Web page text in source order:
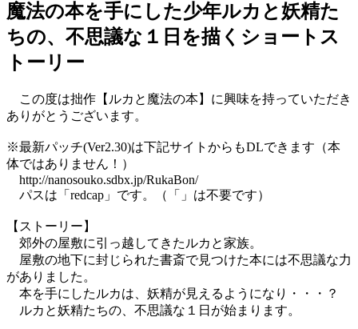
魔法の本を手にした少年ルカと妖精た
ちの、不思議な１日を描くショートス
トーリー
この度は拙作【ルカと魔法の本】に興味を持っていただき
ありがとうございます。
※最新パッチ(Ver2.30)は下記サイトからもDLできます（本
体ではありません！）
http://nanosouko.sdbx.jp/RukaBon/
パスは「redcap」です。（「」は不要です）
【ストーリー】
郊外の屋敷に引っ越してきたルカと家族。
屋敷の地下に封じられた書斎で見つけた本には不思議な力
がありました。
本を手にしたルカは、妖精が見えるようになり・・・？
ルカと妖精たちの、不思議な１日が始まります。